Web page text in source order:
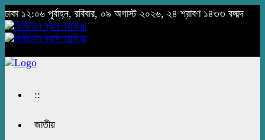
ঢাকা ১২:০৬ পূর্বাহ্ন, রবিবার, ০৯ অগাস্ট ২০২৬, ২৪ শ্রাবণ ১৪৩৩ বঙ্গাব্দ
::
জাতীয়